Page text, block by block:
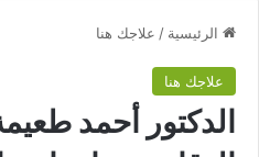
الرئيسية / علاجك هنا
علاجك هنا
الدكتور أحمد